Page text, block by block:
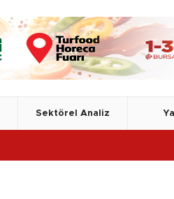
Sektörel Analiz